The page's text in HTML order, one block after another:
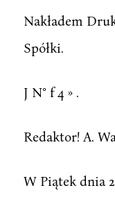
Nakładem
Spółki.
J N° f 4 » .
Redaktor! A.
W Piątek dnia